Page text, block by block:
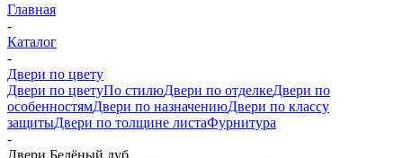
Главная
-
Каталог
-
Двери по цвету
Двери по цветуПо стилюДвери по отделкеДвери по
особенностямДвери по назначениюДвери по классу
защитыДвери по толщине листаФурнитура
-
Двери Белёный дуб